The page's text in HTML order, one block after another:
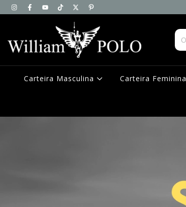
Carteira Masculina Carteira Feminina